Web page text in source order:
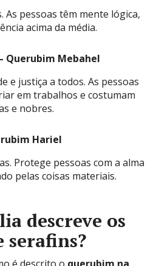
As pessoas têm mente lógica,
acima da média.
Querubim Mebahel
e justiça a todos. As pessoas
em trabalhos e costumam
e nobres.
Hariel
Protege pessoas com a alma
pelas coisas materiais.
descreve os
serafins?
é descrito o querubim na